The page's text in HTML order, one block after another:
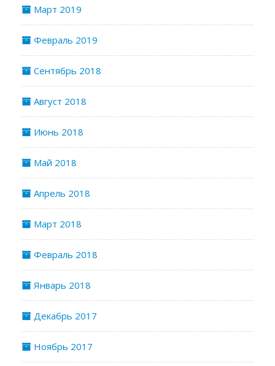
Март 2019
Февраль 2019
Сентябрь 2018
Август 2018
Июнь 2018
Май 2018
Апрель 2018
Март 2018
Февраль 2018
Январь 2018
Декабрь 2017
Ноябрь 2017